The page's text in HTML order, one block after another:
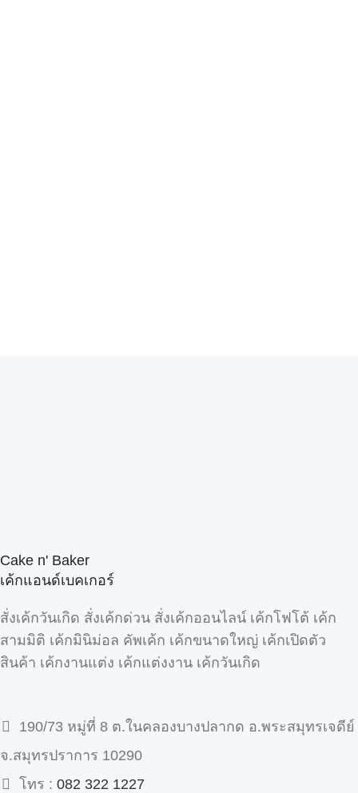
Cake n' Baker
เค้กแอนด์เบคเกอร์
สั่งเค้กวันเกิด สั่งเค้กด่วน สั่งเค้กออนไลน์ เค้กโฟโต้ เค้ก
สามมิติ เค้กมินิม่อล คัพเค้ก เค้กขนาดใหญ่ เค้กเปิดตัว
สินค้า เค้กงานแต่ง เค้กแต่งงาน เค้กวันเกิด
190/73 หมู่ที่ 8 ต.ในคลองบางปลากด อ.พระสมุทรเจดีย์
จ.สมุทรปราการ 10290
โทร : 082 322 1227